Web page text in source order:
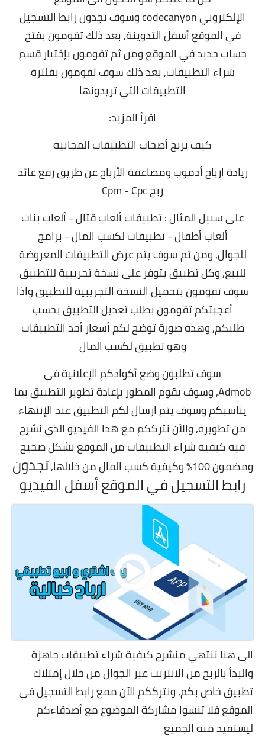
الإلكتروني codecanyon وسوف تجدون رابط التسجيل
في الموقع أسفل التدوينة,بعد ذلك تقومون بفتح
حساب جديد في الموقع ومن ثم تقومون بإختيار قسم
شراء التطبيقات,بعد ذلك سوف تقومون بفلترة
التطبيقات التي تريدونها
اقرأ المزيد:
كيف يربح أصحاب التطبيقات المجانية
زيادة ارباح أدموب ومضاعفة الأرباح عن طريق رفع عائد
ربح Cpm - Cpc
على سبيل المثال : تطبيقات ألعاب قتال - ألعاب بنات
ألعاب أطفال - تطبيقات لكسب المال - برامج
للجوال,ومن ثم سوف يتم عرض التطبيقات المعروضة
للبيع,وكل تطبيق يتوفر على نسخة تجريبية للتطبيق
سوف تقومون بتحميل النسخة التجريبية للتطبيق واذا
أعجبتكم تقومون بطلب تعديل التطبيق بحسب
طلبكم,وهذه صورة توضح لكم أسعار أحد التطبيقات
وهو تطبيق لكسب المال
سوف تطلبون وضع أكوادكم الإعلانية في
Admob, وسوف يقوم المطور بإعادة تطوير التطبيق بما
يناسبكم وسوف يتم ارسال لكم التطبيق عند الإنتهاء
من تطويره, والآن نترككم مع هذا الفيديو الذي نشرح
فيه كيفية شراء التطبيقات من الموقع بشكل صحيح
ومضمون 100% وكيفية كسب المال من خلالها,
تجدون
رابط التسجيل في الموقع أسفل الفيديو
الى هنا ننتهي منشرح كيفية شراء تطبيقات جاهزة
والبدأ بالربح من الانترنت عبر الجوال من خلال إمتلاك
تطبيق خاص بكم, ونترككم الآن ممع رابط التسجيل في
الموقع فلا تنسوا مشاركة الموضوع مع أصدقاءكم
ليستفيد منه الجميع